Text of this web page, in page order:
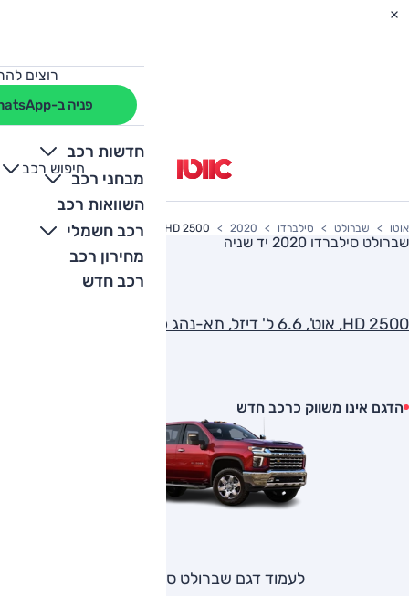
רוצים
פניה ב-WhatsApp
חדשות רכב
מבחני רכב
השוואות רכב
רכב חשמלי
מחירון רכב
רכב חדש
חיפוש רכב
+
-
אוטו שברולט סילברדו 2020 HD 2500, אוט', 6.6 ל' דיזל, תא-נהג כפול, LT, 4x4
שברולט סילברדו 2020 יד שניה
HD 2500, אוט', 6.6 ל' דיזל, תא-נהג כפול, LT, 4x4
הדגם אינו משווק כרכב חדש
לעמוד דגם שברולט סילברדו